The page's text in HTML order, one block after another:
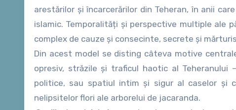
arestărilor şi încarcerărilor din Teheran, în anii
islamic. Temporalități şi perspective multiple ale
complex de cauze şi consecinte, secrete şi
Din acest model se disting câteva motive
opresiv, străzile şi traficul haotic al
politice, sau spatiul intim şi sigur al caselor şi
nelipsitelor flori ale arborelui de jacaranda.